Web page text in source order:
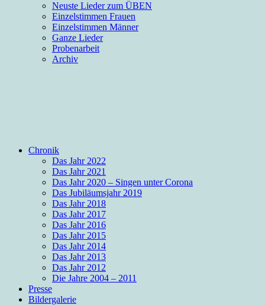
Neuste Lieder zum ÜBEN
Einzelstimmen Frauen
Einzelstimmen Männer
Ganze Lieder
Probenarbeit
Archiv
Chronik
Das Jahr 2022
Das Jahr 2021
Das Jahr 2020 – Singen unter Corona
Das Jubiläumsjahr 2019
Das Jahr 2018
Das Jahr 2017
Das Jahr 2016
Das Jahr 2015
Das Jahr 2014
Das Jahr 2013
Das Jahr 2012
Die Jahre 2004 – 2011
Presse
Bildergalerie